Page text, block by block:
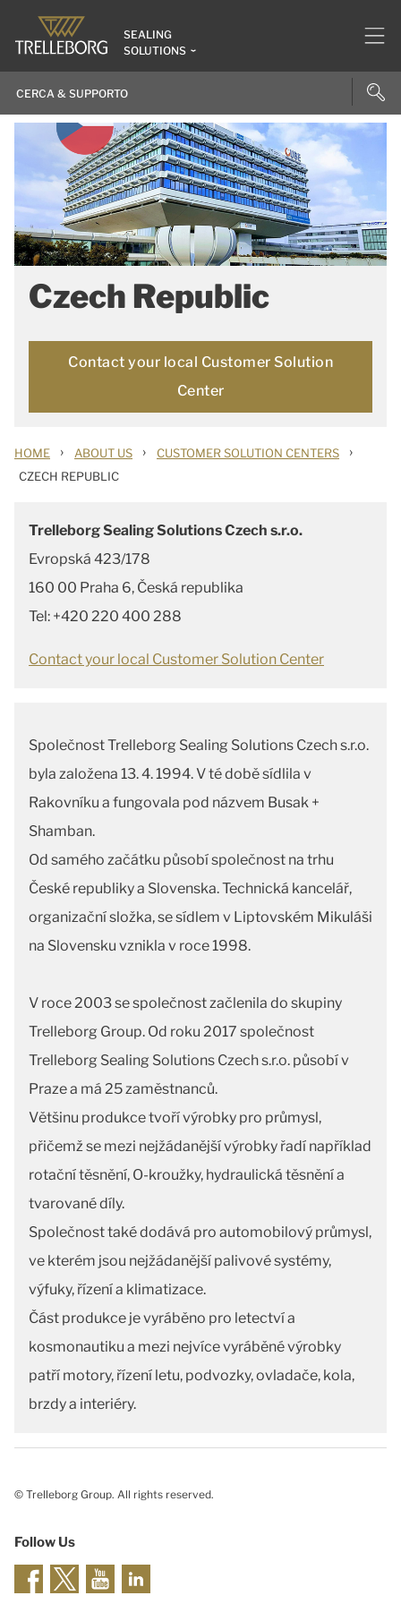
SEALING
SOLUTIONS
Czech Republic
Contact your local Customer Solution
Center
HOME › ABOUT US › CUSTOMER SOLUTION CENTERS ›
CZECH REPUBLIC
Trelleborg Sealing Solutions Czech s.r.o.
Evropská 423/178
160 00 Praha 6, Česká republika
Tel: +420 220 400 288
Contact your local Customer Solution Center
Společnost Trelleborg Sealing Solutions Czech s.r.o.
byla založena 13. 4. 1994. V té době sídlila v
Rakovníku a fungovala pod názvem Busak +
Shamban.
Od samého začátku působí společnost na trhu
České republiky a Slovenska. Technická kancelář,
organizační složka, se sídlem v Liptovském Mikuláši
na Slovensku vznikla v roce 1998.
V roce 2003 se společnost začlenila do skupiny
Trelleborg Group. Od roku 2017 společnost
Trelleborg Sealing Solutions Czech s.r.o. působí v
Praze a má 25 zaměstnanců.
Většinu produkce tvoří výrobky pro průmysl,
přičemž se mezi nejžádanější výrobky řadí například
rotační těsnění, O-kroužky, hydraulická těsnění a
tvarované díly.
Společnost také dodává pro automobilový průmysl,
ve kterém jsou nejžádanější palivové systémy,
výfuky, řízení a klimatizace.
Část produkce je vyráběno pro letectví a
kosmonautiku a mezi nejvíce vyráběné výrobky
patří motory, řízení letu, podvozky, ovladače, kola,
brzdy a interiéry.
© Trelleborg Group. All rights reserved.
Follow Us